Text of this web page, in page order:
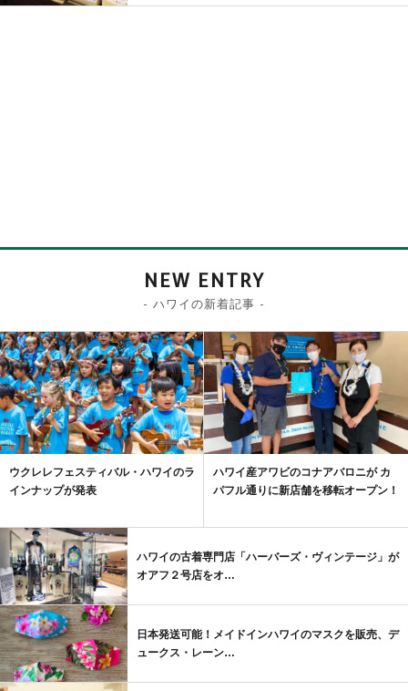
NEW ENTRY
- ハワイの新着記事 -
ウクレレフェスティバル・ハワイのラ
インナップが発表
ハワイ産アワビのコナアバロニが カ
パフル通りに新店舗を移転オープン！
ハワイの古着専門店「ハーバーズ・ヴィンテージ」が
オアフ２号店をオ…
日本発送可能！メイドインハワイのマスクを販売、デ
ュークス・レーン…